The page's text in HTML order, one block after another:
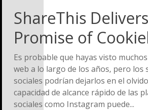
ShareThis
Promise of
Solutions
Es probable que hayas visto
web a lo largo de los años, pero los
sociales podrían dejarlos en el
capacidad de alcance rápido de las
sociales como Instagram puede...